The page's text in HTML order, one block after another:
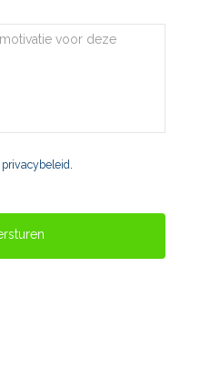
privacybeleid